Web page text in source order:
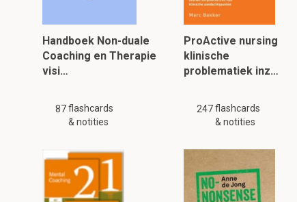
Handboek Non-duale
Coaching en Therapie
visi…
87flashcards
& notities
ProActive nursing
klinische
problematiek inz…
247 flashcards
& notities